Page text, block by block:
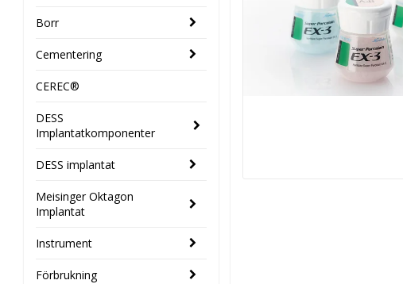
Borr
Cementering
CEREC®
DESS
Implantatkomponenter
DESS implantat
Meisinger Oktagon
Implantat
Instrument
Förbrukning